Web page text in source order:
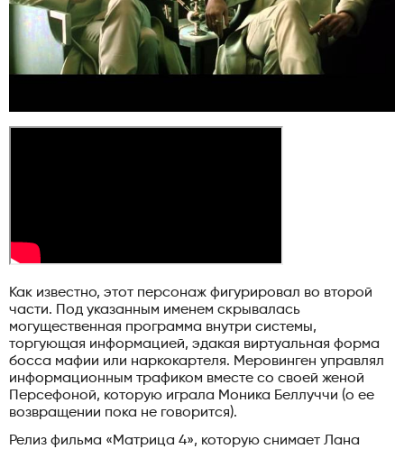
Как известно, этот персонаж фигурировал во второй
части. Под указанным именем скрывалась
могущественная программа внутри системы,
торгующая информацией, эдакая виртуальная форма
босса мафии или наркокартеля. Меровинген управлял
информационным трафиком вместе со своей женой
Персефоной, которую играла Моника Беллуччи (о ее
возвращении пока не говорится).
Релиз фильма «Матрица 4», которую снимает Лана